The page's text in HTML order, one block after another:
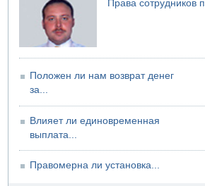
США не будут давить на Израиль в
06.08.2026 11:41
Трое подростков ограбили сексшоп в
Права сотрудников
Положен ли нам возврат денег
за...
Влияет ли единовременная
выплата...
Правомерна ли установка...